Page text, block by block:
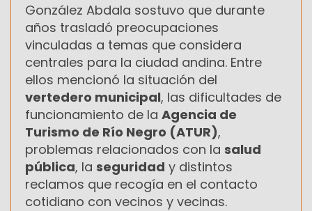
González Abdala sostuvo que durante
años trasladó preocupaciones
vinculadas a temas que considera
centrales para la ciudad andina. Entre
ellos mencionó la situación del
vertedero municipal, las dificultades de
funcionamiento de la Agencia de
Turismo de Río Negro (ATUR),
problemas relacionados con la salud
pública, la seguridad y distintos
reclamos que recogía en el contacto
cotidiano con vecinos y vecinas.